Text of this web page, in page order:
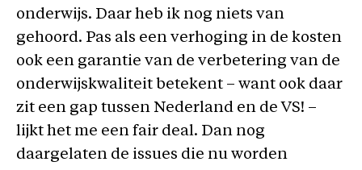
onderwijs. Daar heb ik nog niets van
gehoord. Pas als een verhoging in de kosten
ook een garantie van de verbetering van de
onderwijskwaliteit betekent – want ook daar
zit een gap tussen Nederland en de VS! –
lijkt het me een fair deal. Dan nog
daargelaten de issues die nu worden